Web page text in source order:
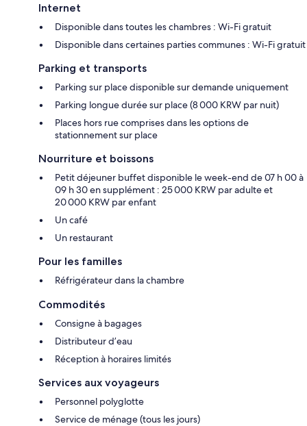
Internet
Disponible dans toutes les chambres : Wi-Fi gratuit
Disponible dans certaines parties communes : Wi-Fi gratuit
Parking et transports
Parking sur place disponible sur demande uniquement
Parking longue durée sur place (8 000 KRW par nuit)
Places hors rue comprises dans les options de
stationnement sur place
Nourriture et boissons
Petit déjeuner buffet disponible le week-end de 07 h 00 à
09 h 30 en supplément : 25 000 KRW par adulte et
20 000 KRW par enfant
Un café
Un restaurant
Pour les familles
Réfrigérateur dans la chambre
Commodités
Consigne à bagages
Distributeur d’eau
Réception à horaires limités
Services aux voyageurs
Personnel polyglotte
Service de ménage (tous les jours)